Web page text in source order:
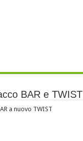
BAR e TWIST
a nuovo TWIST